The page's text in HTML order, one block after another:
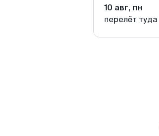
10 авг, пн
перелёт туда